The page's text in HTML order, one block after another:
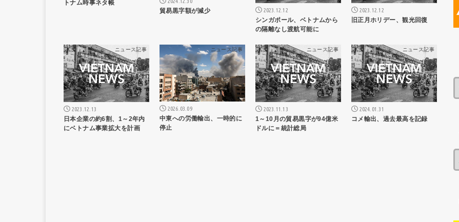
トナム時事ネタ帳
貿易黒字額が減少 2023.12.12
シンガポール、ベトナムから
の隔離なし渡航可能に
2023.12.12
旧正月ホリデー、観光回復
ニュース記事
2023.12.13
日本企業の約6割、1～2年内
にベトナム事業拡大を計画
ニュース記事
2026.03.09
中東への労働輸出、一時的に
停止
ニュース記事
2023.11.13
1～10月の貿易黒字が94億米
ドルに＝統計総局
ニュース記事
2024.01.31
コメ輸出、過去最高を記録